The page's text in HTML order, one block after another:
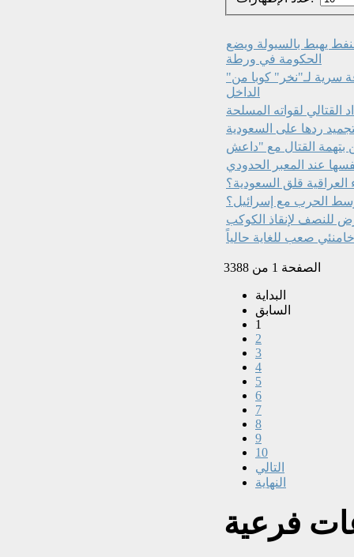
يهبط بالسيولة ويضع
الحكومة في ورطة
"نيويورك تايمز": الاستخبارات المركزية الأمريكية تنشئ فرقة سرية لـ"نخر" كوبا من
الداخل
القتالي لقواته المسلحة
ردها على السعودية
عند المعبر الحدودي
العراقية قلق السعودية؟
الحرب مع إسرائيل؟
للنصف لإنقاذ الكوكب
صعب للغاية حالياً
الصفحة 1 من 3388
البداية
السابق
1
2
3
4
5
6
7
8
9
10
التالي
النهاية
فرعية